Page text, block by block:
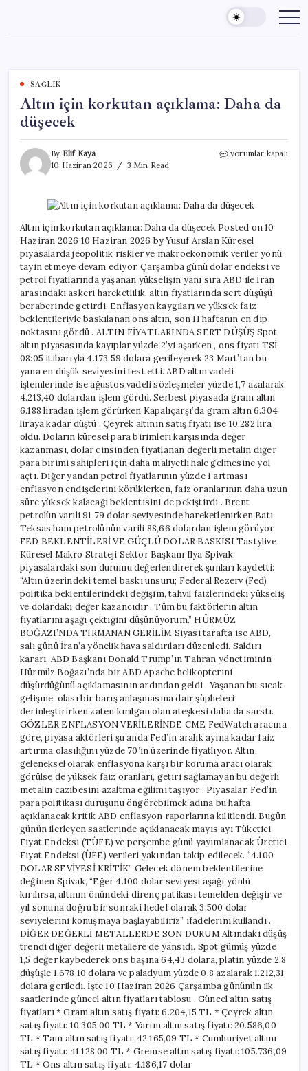
content
SAĞLIK
Altın için korkutan açıklama: Daha da
düşecek
By Elif Kaya
10 Haziran 2026
3 Min Read
Altın
da
düşecek
için
yorumlar kapalı
Altın için korkutan açıklama: Daha da düşecek Posted on 10
Haziran 2026 10 Haziran 2026 by Yusuf Arslan Küresel
piyasalarda jeopolitik riskler ve makroekonomik veriler yönü
tayin etmeye devam ediyor. Çarşamba günü dolar endeksi ve
petrol fiyatlarında yaşanan yükselişin yanı sıra ABD ile İran
arasındaki askeri hareketlilik, altın fiyatlarında sert düşüşü
beraberinde getirdi. Enflasyon kaygıları ve yüksek faiz
beklentileriyle baskılanan ons altın, son 11 haftanın en dip
noktasını gördü . ALTIN FİYATLARINDA SERT DÜŞÜŞ Spot
altın piyasasında kayıplar yüzde 2’yi aşarken , ons fiyatı TSİ
08:05 itibarıyla 4.173,59 dolara gerileyerek 23 Mart’tan bu
yana en düşük seviyesini test etti. ABD altın vadeli
işlemlerinde ise ağustos vadeli sözleşmeler yüzde 1,7 azalarak
4.213,40 dolardan işlem gördü. Serbest piyasada gram altın
6.188 liradan işlem görürken Kapalıçarşı’da gram altın 6.304
liraya kadar düştü . Çeyrek altının satış fiyatı ise 10.282 lira
oldu. Doların küresel para birimleri karşısında değer
kazanması, dolar cinsinden fiyatlanan değerli metalin diğer
para birimi sahipleri için daha maliyetli hale gelmesine yol
açtı. Diğer yandan petrol fiyatlarının yüzde 1 artması
enflasyon endişelerini körüklerken, faiz oranlarının daha uzun
süre yüksek kalacağı beklentisini de pekiştirdi . Brent
petrolün varili 91,79 dolar seviyesinde hareketlenirken Batı
Teksas ham petrolünün varili 88,66 dolardan işlem görüyor.
FED BEKLENTİLERİ VE GÜÇLÜ DOLAR BASKISI Tastylive
Küresel Makro Strateji Sektör Başkanı Ilya Spivak,
piyasalardaki son durumu değerlendirerek şunları kaydetti:
“Altın üzerindeki temel baskı unsuru; Federal Rezerv (Fed)
politika beklentilerindeki değişim, tahvil faizlerindeki yükseliş
ve dolardaki değer kazancıdır . Tüm bu faktörlerin altın
fiyatlarını aşağı çektiğini düşünüyorum.” HÜRMÜZ
BOĞAZI’NDA TIRMANAN GERİLİM Siyasi tarafta ise ABD,
salı günü İran’a yönelik hava saldırıları düzenledi. Saldırı
kararı, ABD Başkanı Donald Trump’ın Tahran yönetiminin
Hürmüz Boğazı’nda bir ABD Apache helikopterini
düşürdüğünü açıklamasının ardından geldi . Yaşanan bu sıcak
gelişme, olası bir barış anlaşmasına dair şüpheleri
derinleştirirken zaten kırılgan olan ateşkesi daha da sarstı.
GÖZLER ENFLASYON VERİLERİNDE CME FedWatch aracına
göre, piyasa aktörleri şu anda Fed’in aralık ayına kadar faiz
artırma olasılığını yüzde 70’in üzerinde fiyatlıyor. Altın,
geleneksel olarak enflasyona karşı bir koruma aracı olarak
görülse de yüksek faiz oranları, getiri sağlamayan bu değerli
metalin cazibesini azaltma eğilimi taşıyor . Piyasalar, Fed’in
para politikası duruşunu öngörebilmek adına bu hafta
açıklanacak kritik ABD enflasyon raporlarına kilitlendi. Bugün
günün ilerleyen saatlerinde açıklanacak mayıs ayı Tüketici
Fiyat Endeksi (TÜFE) ve perşembe günü yayımlanacak Üretici
Fiyat Endeksi (ÜFE) verileri yakından takip edilecek. “4.100
DOLAR SEVİYESİ KRİTİK” Gelecek dönem beklentilerine
değinen Spivak, “Eğer 4.100 dolar seviyesi aşağı yönlü
kırılırsa, altının önündeki direnç patikası temelden değişir ve
yıl sonuna doğru bir sonraki hedef olarak 3.500 dolar
seviyelerini konuşmaya başlayabiliriz” ifadelerini kullandı .
DİĞER DEĞERLİ METALLERDE SON DURUM Altındaki düşüş
trendi diğer değerli metallere de yansıdı. Spot gümüş yüzde
1,5 değer kaybederek ons başına 64,43 dolara, platin yüzde 2,8
düşüşle 1.678,10 dolara ve paladyum yüzde 0,8 azalarak 1.212,31
dolara geriledi. İşte 10 Haziran 2026 Çarşamba gününün ilk
saatlerinde güncel altın fiyatları tablosu . Güncel altın satış
fiyatları * Gram altın satış fiyatı: 6.204,15 TL * Çeyrek altın
satış fiyatı: 10.305,00 TL * Yarım altın satış fiyatı: 20.586,00
TL * Tam altın satış fiyatı: 42.165,09 TL * Cumhuriyet altını
satış fiyatı: 41.128,00 TL * Gremse altın satış fiyatı: 105.736,09
TL * Ons altın satış fiyatı: 4.186,17 dolar